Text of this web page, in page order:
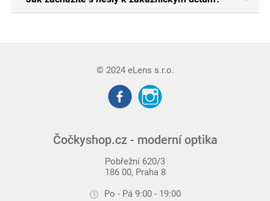
s razítkem a podpisem, případně i s doplněným rodným
tak, aby jej nebylo možné zpětně dešifrovat. Proto
případě zapomenutí hesla zasíláme emailem odkaz,
který vás automaticky přihlásí do zákaznického účtu.
Tamtéž si můžete nastavit nové heslo.
© 2024 eLens s.r.o.
Čočkyshop.cz - moderní optika
Pobřežní 620/3
186 00, Praha 8
Po - Pá 9:00 - 19:00